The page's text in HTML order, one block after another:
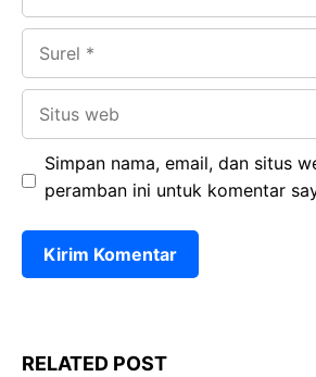
Simpan nama, email, dan situs
peramban ini untuk komentar
RELATED POST